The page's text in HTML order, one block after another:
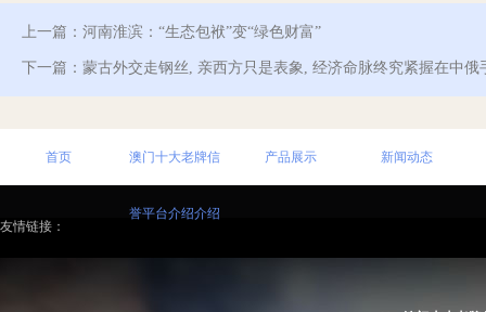
上一篇： 河南淮滨：“生态包袱”变“绿色财富”
下一篇： 蒙古外交走钢丝, 亲西方只是表象, 经济命脉终究紧握在中俄
首页 澳门十大老牌信
誉平台介绍介绍
产品展示 新闻动态
友情链接：